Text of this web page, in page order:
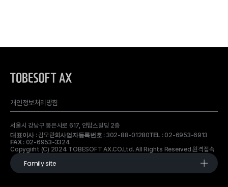
개인정보처리방침
서울시 강남구 봉은사로 617, 인탑스빌딩 2층
대표이사 : 김모란희사업자등록번호 : 302-88-01280TEL : 02-6953-6913
FAX: 02-6953-3324
Copygirht (C) 2024 TOBESOFT AX.CO.Ltd. All Rights Reserved.원격접속
Family site